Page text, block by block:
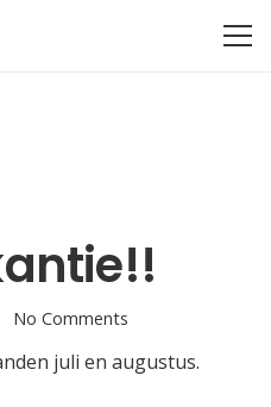
No Comments
juli en augustus.